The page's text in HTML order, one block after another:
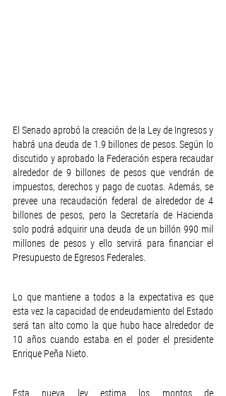
El Senado aprobó la creación de la Ley de Ingresos y
habrá una deuda de 1.9 billones de pesos. Según lo
discutido y aprobado la Federación espera recaudar
alrededor de 9 billones de pesos que vendrán de
impuestos, derechos y pago de cuotas. Además, se
prevee una recaudación federal de alrededor de 4
billones de pesos, pero la Secretaría de Hacienda
solo podrá adquirir una deuda de un billón 990 mil
millones de pesos y ello servirá para financiar el
Presupuesto de Egresos Federales.
Lo que mantiene a todos a la expectativa es que
esta vez la capacidad de endeudamiento del Estado
será tan alto como la que hubo hace alrededor de
10 años cuando estaba en el poder el presidente
Enrique Peña Nieto.
Esta nueva ley estima los montos de